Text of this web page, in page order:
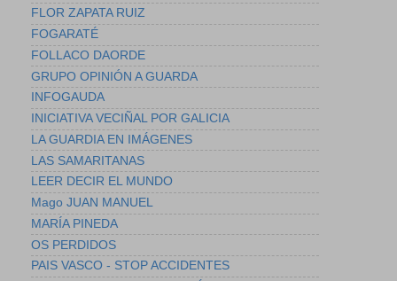
FLOR ZAPATA RUIZ
FOGARATÉ
FOLLACO DAORDE
GRUPO OPINIÓN A GUARDA
INFOGAUDA
INICIATIVA VECIÑAL POR GALICIA
LA GUARDIA EN IMÁGENES
LAS SAMARITANAS
LEER DECIR EL MUNDO
Mago JUAN MANUEL
MARÍA PINEDA
OS PERDIDOS
PAIS VASCO - STOP ACCIDENTES